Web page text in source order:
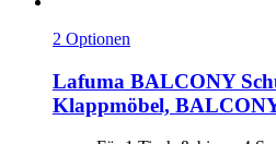
2 Optionen
Lafuma BALCONY
Klappmöbel,